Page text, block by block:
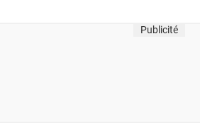
Publicité